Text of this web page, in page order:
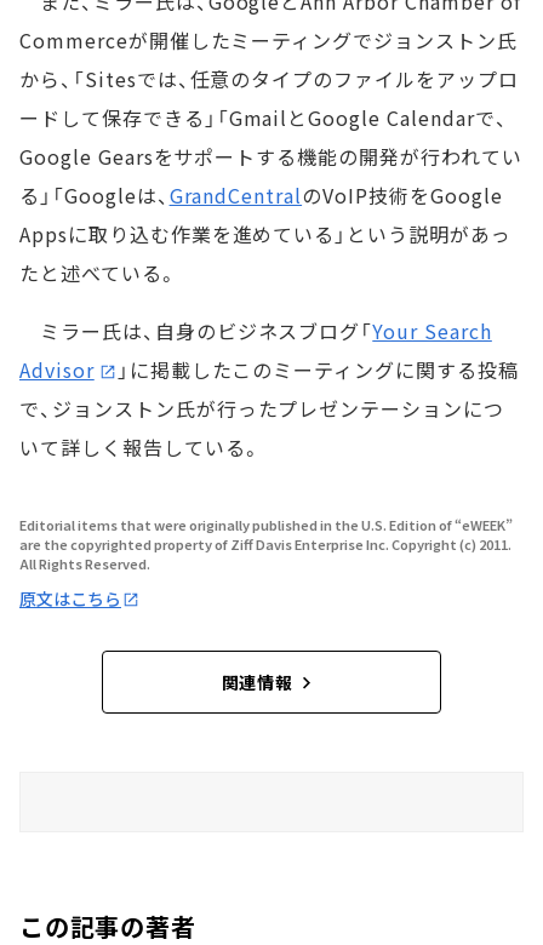
Commerceが開催したミーティングでジョンストン氏
から、「Sitesでは、任意のタイプのファイルをアップロ
ードして保存できる」「GmailとGoogle Calendarで、
Google Gearsをサポートする機能の開発が行われてい
る」「Googleは、 GrandCentralのVoIP技術をGoogle
Appsに取り込む作業を進めている」という説明があっ
たと述べている。
ミラー氏は、自身のビジネスブログ「Your Search
Advisor
」に掲載したこのミーティングに関する投稿
で、ジョンストン氏が行ったプレゼンテーションにつ
いて詳しく報告している。
Editorial items that were originally published in the U.S. Edition of “eWEEK”
are the copyrighted property of Ziff Davis Enterprise Inc. Copyright (c) 2011.
All Rights Reserved.
原文はこちら
関連情報
この記事の著者